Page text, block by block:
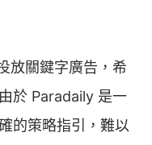
放關鍵字廣告，希
於 Paradaily 是一
的策略指引，難以